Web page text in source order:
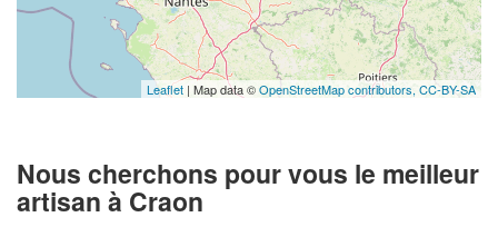
Leaflet | Map data ©OpenStreetMap contributors, CC-BY-SA
Nous cherchons pour vous le meilleur
artisan à Craon